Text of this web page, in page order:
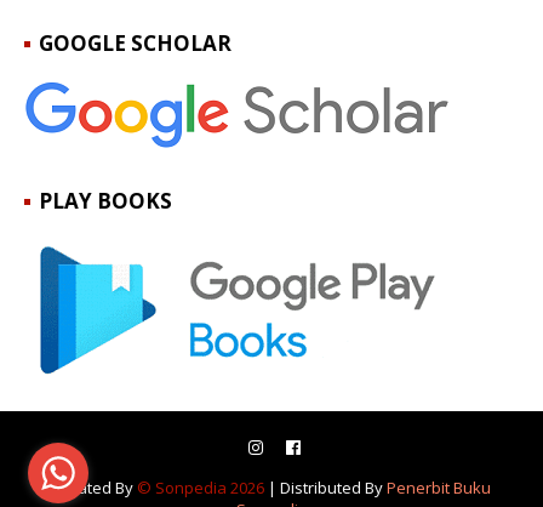
GOOGLE SCHOLAR
PLAY BOOKS
Created By © Sonpedia 2026 | Distributed ByPenerbit Buku